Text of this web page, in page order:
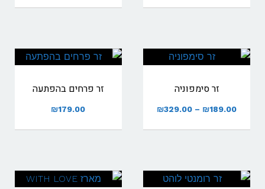
⁦₪365.00⁩
זר סימפוניה
₪189.00
–
₪329.00
טווח
זר פרחים בהפתעה
₪179.00